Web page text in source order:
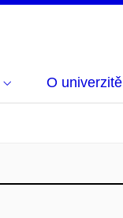
O univerzitě